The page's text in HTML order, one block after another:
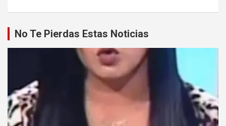
No Te Pierdas Estas Noticias